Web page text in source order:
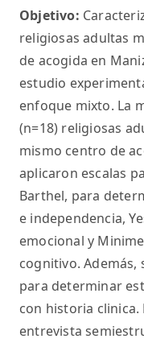
Objetivo:
religiosas adultas
de acogida en
estudio
enfoque mixto. La
(n=18) religiosas
mismo centro de
aplicaron escalas
Barthel, para
e independencia,
emocional y
cognitivo. Además,
para determinar
con historia
entrevista